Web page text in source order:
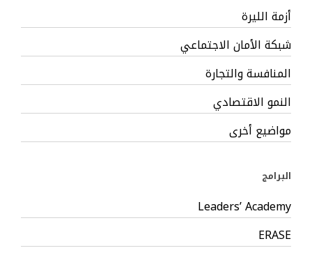
أزمة الليرة
شبكة الأمان الاجتماعي
المنافسة والتجارة
النمو الاقتصادي
مواضيع أخرى
البرامج
Leaders’ Academy
ERASE